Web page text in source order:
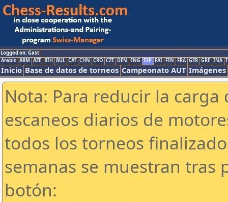
Logged on: Gast
Arabic ARM AZE BIH BUL CAT CHN CRO CZE DEN ENG ESP FAI FIN FRA GER GRE INA
Inicio Base de datos de torneos Campeonato AUT Imágenes
Nota: Para reducir la
escaneos diarios de
todos los torneos
semanas se muestran tras
botón: